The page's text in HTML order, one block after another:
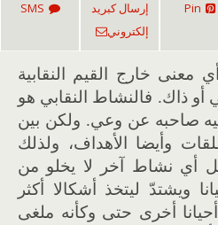
Pin
إرسال كبريد
إلكتروني
SMS
معنى خارج القيم النقابية
أو ذاك. فالنشاط النقابي هو
صاحبه عن وعي. ولكن بين
وأيضا الأهداف، ولذلك
أي نشاط آخر لا يخلو من
ويشتدّ ليتخذ أشكالا أكثر
أخرى حتى وكأنه ملغى